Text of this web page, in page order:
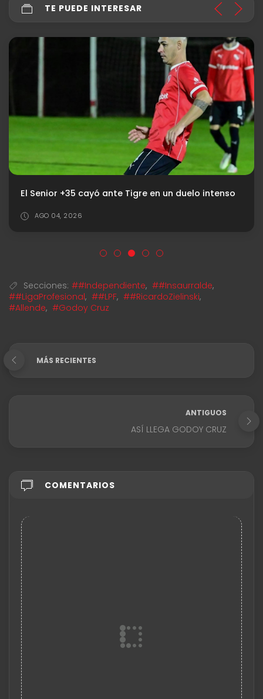
TE PUEDE INTERESAR
El Senior +35 cayó ante Tigre en un duelo intenso
AGO 04, 2026
Secciones: ##Independiente, ##Insaurralde,
##LigaProfesional, ##LPF, ##RicardoZielinski,
#Allende, #Godoy Cruz
MÁS RECIENTES
ANTIGUOS
ASÍ LLEGA GODOY CRUZ
COMENTARIOS